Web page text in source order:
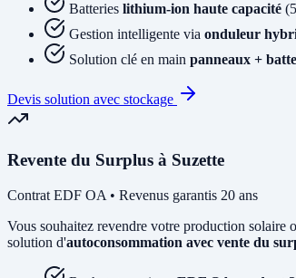
Batteries lithium-ion haute capacité
Gestion intelligente via onduleur
Solution clé en main panneaux +
Devis solution avec stockage
Revente du Surplus à Suzette
Contrat EDF OA • Revenus garantis 20 ans
Vous souhaitez revendre votre production solaire
solution d'autoconsommation avec vente du